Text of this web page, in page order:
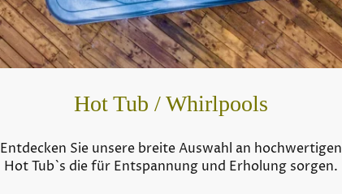
Hot Tub / Whirlpools
Entdecken Sie unsere breite Auswahl an hochwertigen
Hot Tub`s die für Entspannung und Erholung sorgen.